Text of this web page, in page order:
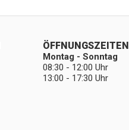
ÖFFNUNGSZEITEN
Montag - Sonntag
08:30 - 12:00 Uhr
13:00 - 17:30 Uhr